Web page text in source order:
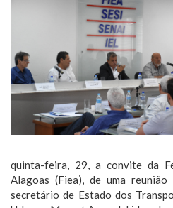
quinta-feira, 29, a convite da
Alagoas (Fiea), de uma
secretário de Estado dos